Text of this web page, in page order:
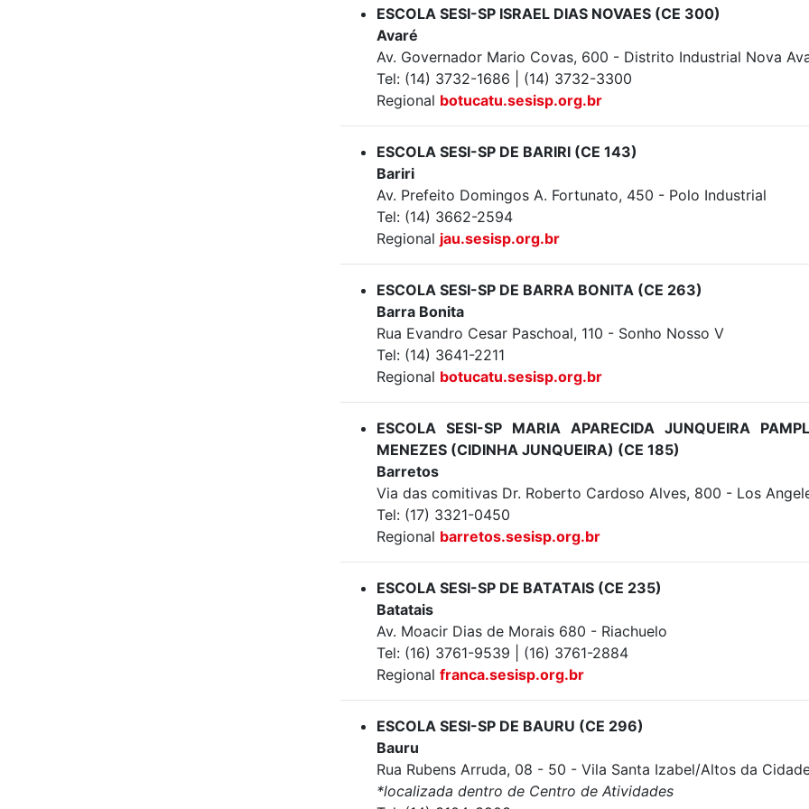
ESCOLA SESI-SP ISRAEL DIAS NOVAES (CE 300)
Avaré
Av. Governador Mario Covas, 600 - Distrito Industrial Nova
Tel: (14) 3732-1686 | (14) 3732-3300
Regional botucatu.sesisp.org.br
ESCOLA SESI-SP DE BARIRI (CE 143)
Bariri
Av. Prefeito Domingos A. Fortunato, 450 - Polo Industrial
Tel: (14) 3662-2594
Regional jau.sesisp.org.br
ESCOLA SESI-SP DE BARRA BONITA (CE 263)
Barra Bonita
Rua Evandro Cesar Paschoal, 110 - Sonho Nosso V
Tel: (14) 3641-2211
Regional botucatu.sesisp.org.br
ESCOLA SESI-SP MARIA APARECIDA JUNQUEIRA
MENEZES (CIDINHA JUNQUEIRA) (CE 185)
Barretos
Via das comitivas Dr. Roberto Cardoso Alves, 800 - Los
Tel: (17) 3321-0450
Regional barretos.sesisp.org.br
ESCOLA SESI-SP DE BATATAIS (CE 235)
Batatais
Av. Moacir Dias de Morais 680 - Riachuelo
Tel: (16) 3761-9539 | (16) 3761-2884
Regional franca.sesisp.org.br
ESCOLA SESI-SP DE BAURU (CE 296)
Bauru
Rua Rubens Arruda, 08 - 50 - Vila Santa Izabel/Altos da
*localizada dentro de Centro de Atividades